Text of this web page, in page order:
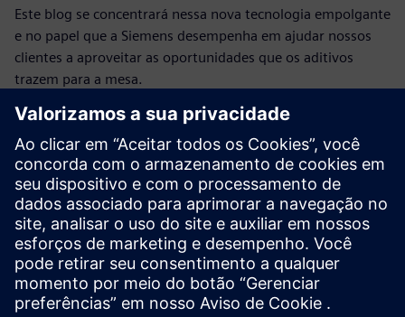
Este blog se concentrará nessa nova tecnologia empolgante
e no papel que a Siemens desempenha em ajudar nossos
clientes a aproveitar as oportunidades que os aditivos
trazem para a mesa.
Leia as postagens do blog
Community
Participe da conversa e obtenha respostas para suas
perguntas de especialistas em manufatura aditiva.
Junte-se à nossa comunidade